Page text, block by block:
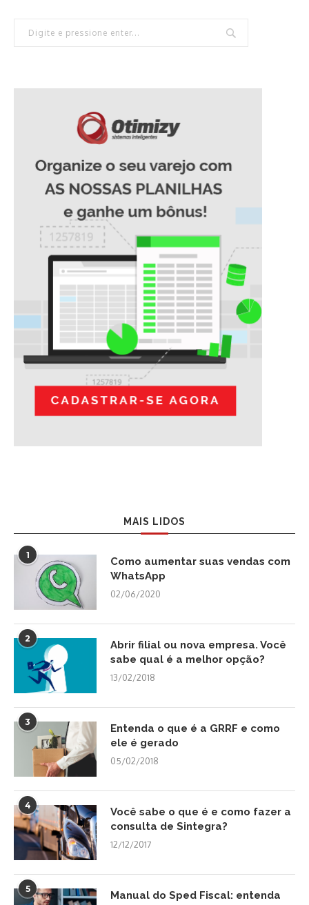
MAIS LIDOS
1
Como aumentar suas vendas com
WhatsApp
02/06/2020
2
Abrir filial ou nova empresa. Você
sabe qual é a melhor opção?
13/02/2018
3
Entenda o que é a GRRF e como
ele é gerado
05/02/2018
4
Você sabe o que é e como fazer a
consulta de Sintegra?
12/12/2017
5
Manual do Sped Fiscal: entenda